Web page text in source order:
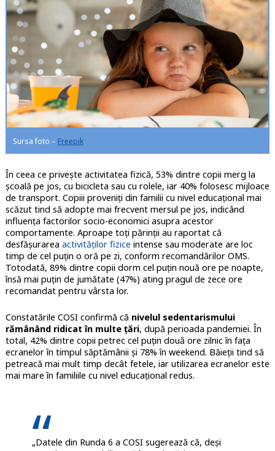
Sursa foto – Freepik
În ceea ce privește activitatea fizică, 53% dintre copii merg la
școală pe jos, cu bicicleta sau cu rolele, iar 40% folosesc mijloace
de transport. Copiii proveniți din familii cu nivel educațional mai
scăzut tind să adopte mai frecvent mersul pe jos, indicând
influența factorilor socio-economici asupra acestor
comportamente. Aproape toți părinții au raportat că
desfășurarea activităților fizice intense sau moderate are loc
timp de cel puțin o oră pe zi, conform recomandărilor OMS.
Totodată, 89% dintre copii dorm cel puțin nouă ore pe noapte,
însă mai puțin de jumătate (47%) ating pragul de zece ore
recomandat pentru vârsta lor.
Constatările COSI confirmă că nivelul sedentarismului
rămânând ridicat în multe țări, după perioada pandemiei. În
total, 42% dintre copii petrec cel puțin două ore zilnic în fața
ecranelor în timpul săptămânii și 78% în weekend. Băieții tind să
petreacă mai mult timp decât fetele, iar utilizarea ecranelor este
mai mare în familiile cu nivel educațional redus.
„Datele din Runda 6 a COSI sugerează că, deși